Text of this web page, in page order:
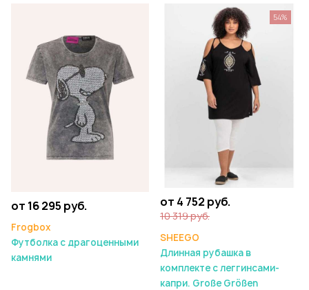
от 16 295 руб.
Frogbox
Футболка с драгоценными
камнями
от 4 752 руб.
10 319 руб.
SHEEGO
Длинная рубашка в
комплекте с леггинсами-
капри. Große Größen
54%